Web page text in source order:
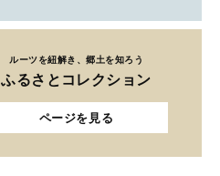
ルーツを紐解き、郷土を知ろう
ふるさとコレクション
ページを見る